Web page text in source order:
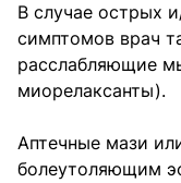
В случае острых
симптомов врач
расслабляющие
миорелаксанты).
Аптечные мази
болеутоляющим